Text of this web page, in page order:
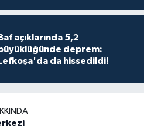
açıklarında 5,2
deprem:
da hissedildi!